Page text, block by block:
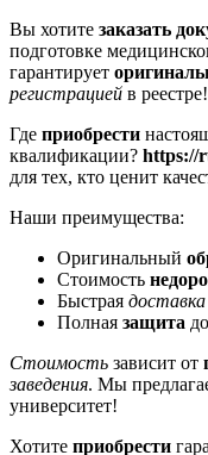
Вы хотите заказать
подготовке
гарантирует
регистрацией в реестре!
Где приобрести
квалификации? https://
для тех, кто ценит
Наши преимущества:
Оригинальный
Стоимость
Быстрая доставка
Полная защита
Стоимость зависит от
заведения. Мы
университет!
Хотите приобрести